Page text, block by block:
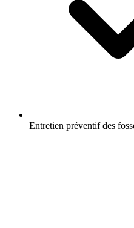
Entretien préventif des